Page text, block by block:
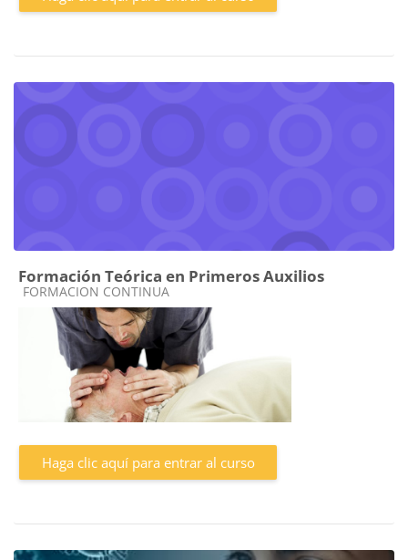
Formación Teórica en Primeros Auxilios
Categoría de cursos
FORMACION CONTINUA
Haga clic aquí para entrar al curso